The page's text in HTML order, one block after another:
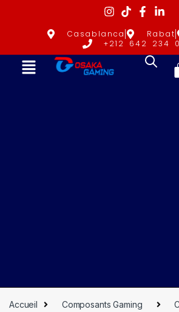
Casablanca Rabat
+212 642 234
Accueil Composants Gaming